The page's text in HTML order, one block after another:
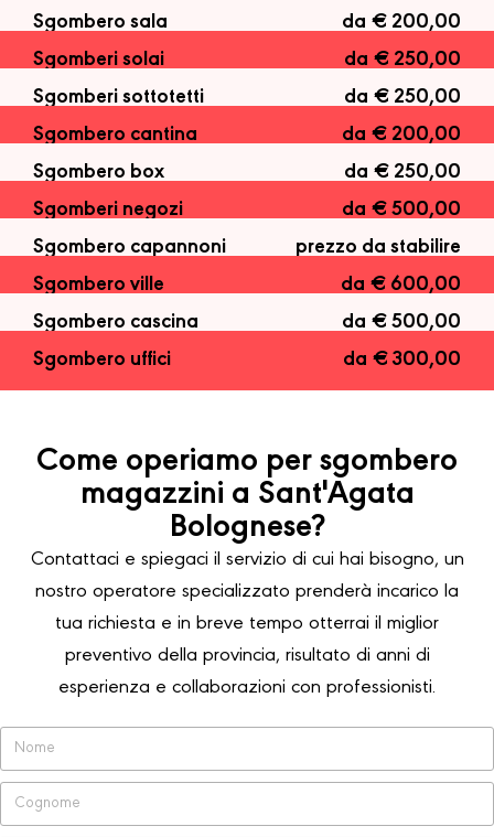
Sgombero sala
da € 200,00
Sgomberi solai
da € 250,00
Sgomberi sottotetti
da € 250,00
Sgombero cantina
da € 200,00
Sgombero box
da € 250,00
Sgomberi negozi
da € 500,00
Sgombero capannoni
prezzo da stabilire
Sgombero ville
da € 600,00
Sgombero cascina
da € 500,00
Sgombero uffici
da € 300,00
Come operiamo per sgombero
magazzini a Sant'Agata
Bolognese?
Contattaci e spiegaci il servizio di cui hai bisogno, un
nostro operatore specializzato prenderà incarico la
tua richiesta e in breve tempo otterrai il miglior
preventivo della provincia, risultato di anni di
esperienza e collaborazioni con professionisti.